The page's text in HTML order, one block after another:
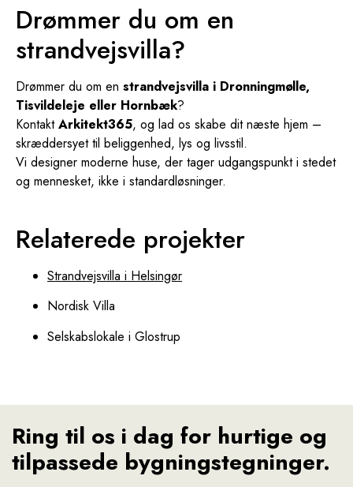
Drømmer du om en
strandvejsvilla?
Drømmer du om en strandvejsvilla i Dronningmølle,
Tisvildeleje eller Hornbæk?
KontaktArkitekt365, og lad os skabe dit næste hjem –
skræddersyet til beliggenhed, lys og livsstil.
Vi designer moderne huse, der tager udgangspunkt i stedet
og mennesket, ikke i standardløsninger.
Relaterede projekter
Strandvejsvilla i Helsingør
Nordisk Villa
Selskabslokale i Glostrup
Ring til os i dag for hurtige og
tilpassede bygningstegninger.